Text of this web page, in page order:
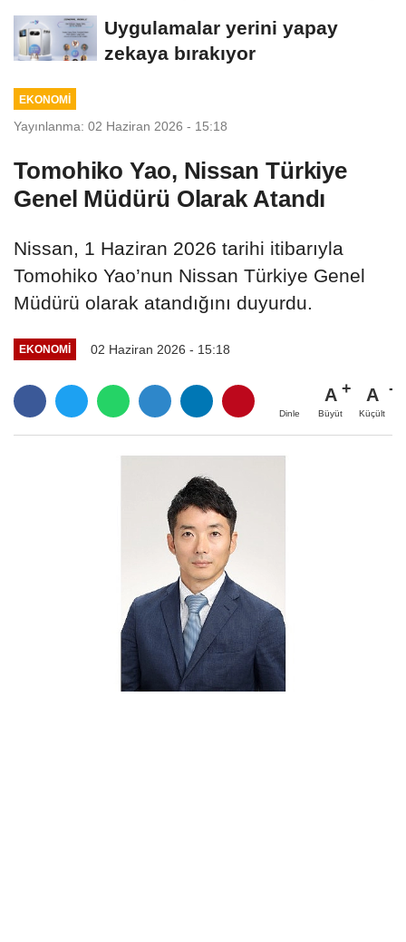
Uygulamalar yerini yapay
zekaya bırakıyor
EKONOMİ
Yayınlanma: 02 Haziran 2026 - 15:18
Tomohiko Yao, Nissan Türkiye
Genel Müdürü Olarak Atandı
Nissan, 1 Haziran 2026 tarihi itibarıyla
Tomohiko Yao’nun Nissan Türkiye Genel
Müdürü olarak atandığını duyurdu.
EKONOMİ 02 Haziran 2026 - 15:18
Dinle
A
Büyüt
A
Küçült